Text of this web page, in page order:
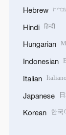
Hebrew
Hindi हिन्दी
Hungarian
Indonesian
Italian Italiano
Japanese
Korean 한국